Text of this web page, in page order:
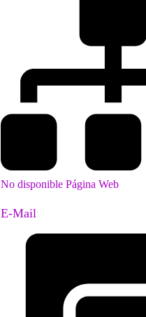
No disponible Página Web
E-Mail